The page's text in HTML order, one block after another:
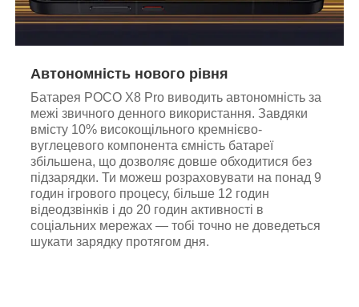
Автономність нового рівня
Батарея POCO X8 Pro виводить автономність за
межі звичного денного використання. Завдяки
вмісту 10% високощільного кремнієво-
вуглецевого компонента ємність батареї
збільшена, що дозволяє довше обходитися без
підзарядки. Ти можеш розраховувати на понад 9
годин ігрового процесу, більше 12 годин
відеодзвінків і до 20 годин активності в
соціальних мережах — тобі точно не доведеться
шукати зарядку протягом дня.